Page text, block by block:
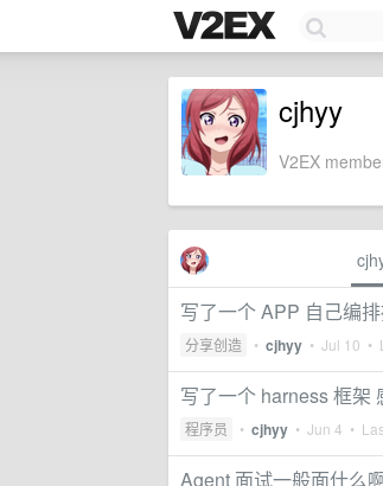
cjhyy
V2EX
写了一个 APP 自己编
分享创造 • cjhyy • Jul 10 •
写了一个 harness 框架
程序员 • cjhyy • Jun 4 •
Agent 面试一般面什么